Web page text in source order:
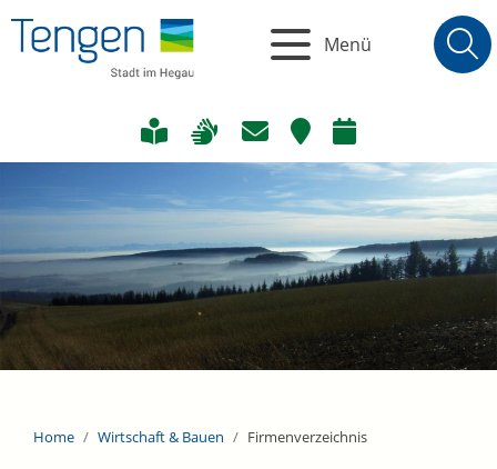
Menü
Home Wirtschaft & Bauen Firmenverzeichnis